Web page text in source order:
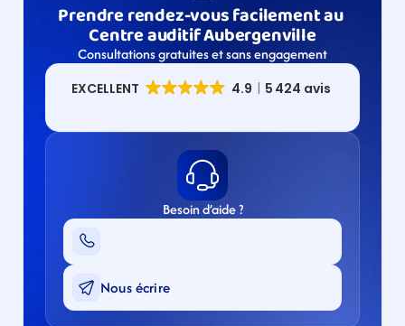
Prendre rendez-vous facilement au
Centre auditif Aubergenville​
Consultations gratuites et sans engagement
Besoin d’aide ?
Nous écrire